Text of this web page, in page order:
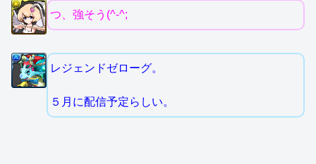
つ、強そう(^-^;
レジェンドゼローグ。
５月に配信予定らしい。